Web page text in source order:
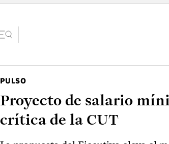
PULSO
Proyecto de salario
crítica de la CUT